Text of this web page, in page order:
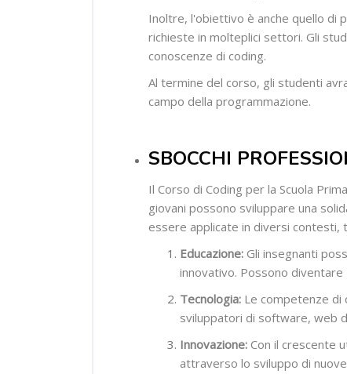
Inoltre, l'obiettivo è anche quello di
richieste in molteplici settori. Gli
conoscenze di coding.
Al termine del corso, gli studenti
campo della programmazione.
SBOCCHI
Il Corso di Coding per la Scuola
giovani possono sviluppare una
essere applicate in diversi contesti,
Educazione: Gli insegnanti
innovativo. Possono
Tecnologia: Le competenze di
sviluppatori di software, web
Innovazione: Con il crescente
attraverso lo sviluppo di